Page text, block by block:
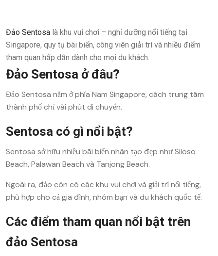
Đảo Sentosa là khu vui chơi – nghỉ dưỡng nổi tiếng tại
Singapore, quy tụ bãi biển, công viên giải trí và nhiều điểm
tham quan hấp dẫn dành cho mọi du khách.
Đảo Sentosa ở đâu?
Đảo Sentosa nằm ở phía Nam Singapore, cách trung tâm
thành phố chỉ vài phút di chuyển.
Sentosa có gì nổi bật?
Sentosa sở hữu nhiều bãi biển nhân tạo đẹp như Siloso
Beach, Palawan Beach và Tanjong Beach.
Ngoài ra, đảo còn có các khu vui chơi và giải trí nổi tiếng,
phù hợp cho cả gia đình, nhóm bạn và du khách quốc tế.
Các điểm tham quan nổi bật trên
đảo Sentosa